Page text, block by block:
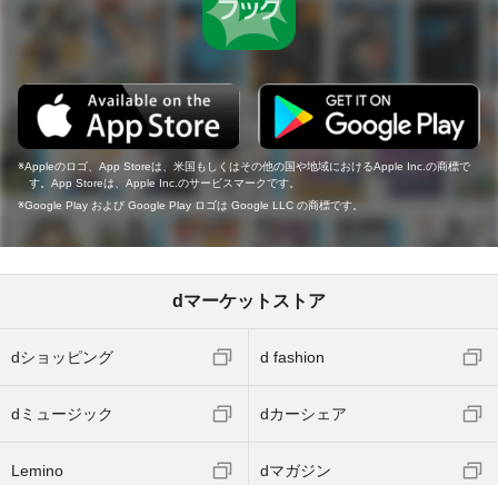
Appleのロゴ、App Storeは、米国もしくはその他の国や地域におけるApple Inc.の商標で
す。App Storeは、Apple Inc.のサービスマークです。
Google Play および Google Play ロゴは Google LLC の商標です。
dマーケットストア
dショッピング d fashion
dミュージック dカーシェア
Lemino dマガジン